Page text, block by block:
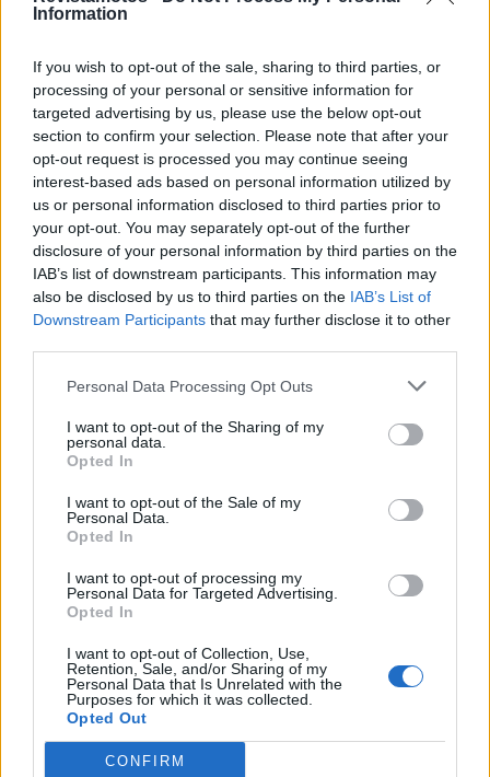
Information
If you wish to opt-out of the sale, sharing to third parties, or
processing of your personal or sensitive information for
targeted advertising by us, please use the below opt-out
section to confirm your selection. Please note that after your
opt-out request is processed you may continue seeing
interest-based ads based on personal information utilized by
us or personal information disclosed to third parties prior to
your opt-out. You may separately opt-out of the further
disclosure of your personal information by third parties on the
IAB’s list of downstream participants. This information may
also be disclosed by us to third parties on the IAB’s List of
Downstream Participants that may further disclose it to other
Personal Data Processing Opt Outs
I want to opt-out of the Sharing of my
personal data.
Opted In
I want to opt-out of the Sale of my
Personal Data.
Opted In
I want to opt-out of processing my
Personal Data for Targeted Advertising.
Opted In
I want to opt-out of Collection, Use,
Retention, Sale, and/or Sharing of my
Personal Data that Is Unrelated with the
Purposes for which it was collected.
Opted Out
CONFIRM
Tags: Botas Botas Forma
Botas motociclismo
Forma Adventure
Forma Boots
motos
Revista Motos
RELACIONADOS
Indian Chief Vintage Sturgis – Nova versão
limitada
A nova Indian Chief Vintage Sturgis, SD Edition,
homenageia o papel fundamental da Indian Motorcycle nas